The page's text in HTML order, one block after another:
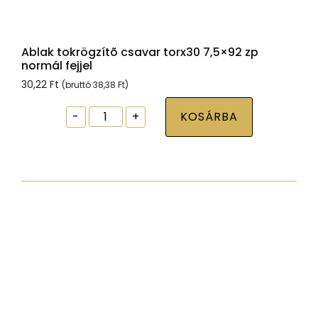
Ablak tokrögzítõ csavar torx30 7,5×92 zp
normál fejjel
30,22 Ft (bruttó38,38 Ft)
-
Ablak
tokrögzítõ
7,5x92
+ KOSÁRBA